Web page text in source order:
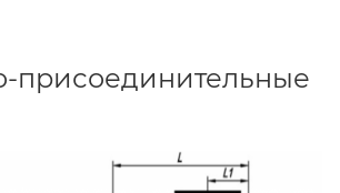
присоединительные